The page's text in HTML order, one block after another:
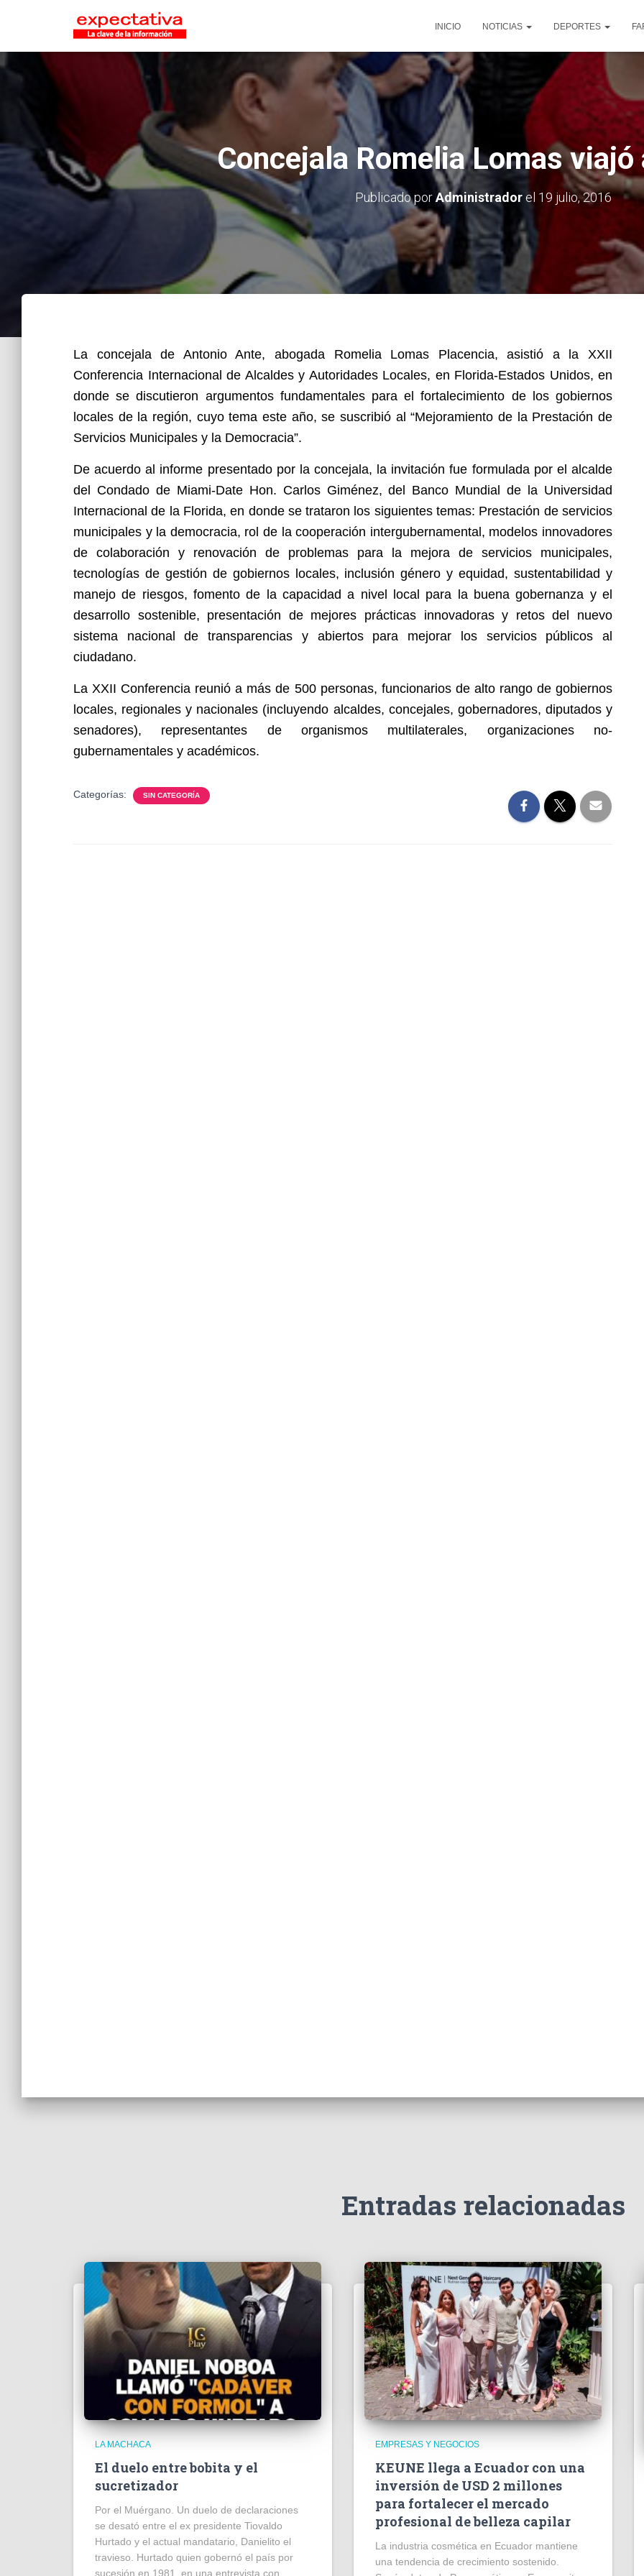
INICIO NOTICIAS DEPORTES
Concejala Romelia Lomas
Publicado porAdministradorel 19 julio, 2016
La concejala de Antonio Ante, abogada Romelia Lomas Placencia, asistió a la XXII
Conferencia Internacional de Alcaldes y Autoridades Locales, en Florida-Estados Unidos, en
donde se discutieron argumentos fundamentales para el fortalecimiento de los gobiernos
locales de la región, cuyo tema este año, se suscribió al “Mejoramiento de la Prestación de
Servicios Municipales y la Democracia”.
De acuerdo al informe presentado por la concejala, la invitación fue formulada por el alcalde
del Condado de Miami-Date Hon. Carlos Giménez, del Banco Mundial de la Universidad
Internacional de la Florida, en donde se trataron los siguientes temas: Prestación de servicios
municipales y la democracia, rol de la cooperación intergubernamental, modelos innovadores
de colaboración y renovación de problemas para la mejora de servicios municipales,
tecnologías de gestión de gobiernos locales, inclusión género y equidad, sustentabilidad y
manejo de riesgos, fomento de la capacidad a nivel local para la buena gobernanza y el
desarrollo sostenible, presentación de mejores prácticas innovadoras y retos del nuevo
sistema nacional de transparencias y abiertos para mejorar los servicios públicos al
ciudadano.
La XXII Conferencia reunió a más de 500 personas, funcionarios de alto rango de gobiernos
locales, regionales y nacionales (incluyendo alcaldes, concejales, gobernadores, diputados y
senadores), representantes de organismos multilaterales, organizaciones no-
gubernamentales y académicos.
Categorías: SIN CATEGORÍA
Entradas relacionadas
LA MACHACA
El duelo entre bobita y el
sucretizador
Por el Muérgano. Un duelo de declaraciones
se desató entre el ex presidente Tiovaldo
Hurtado y el actual mandatario, Danielito el
travieso. Hurtado quien gobernó el país por
sucesión en 1981, en una entrevista con
EMPRESAS Y NEGOCIOS
KEUNE llega a Ecuador con una
inversión de USD 2 millones
para fortalecer el mercado
profesional de belleza capilar
La industria cosmética en Ecuador mantiene
una tendencia de crecimiento sostenido.